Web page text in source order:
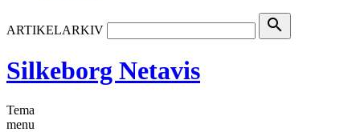
ARTIKELARKIV search
Silkeborg Netavis
Tema
menu